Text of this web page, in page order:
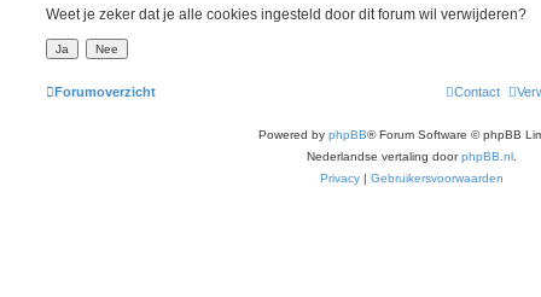
Weet je zeker dat je alle cookies ingesteld door dit forum wil verwijderen?
Forumoverzicht Contact
Powered by phpBB® Forum Software © phpBB
Nederlandse vertaling doorphpBB.nl.
Privacy| Gebruikersvoorwaarden